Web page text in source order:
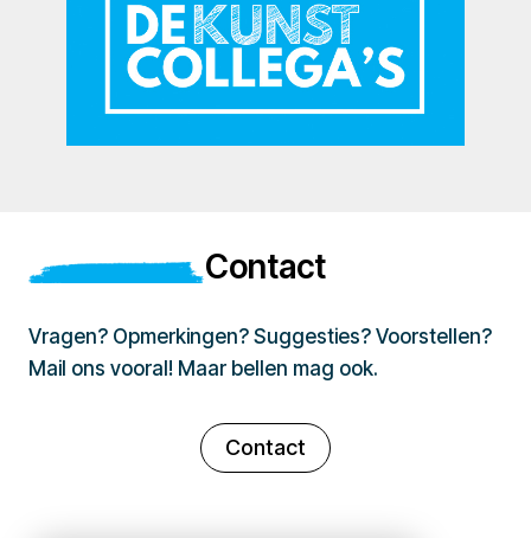
Contact
Vragen? Opmerkingen? Suggesties? Voorstellen?
Mail ons vooral! Maar bellen mag ook.
Contact